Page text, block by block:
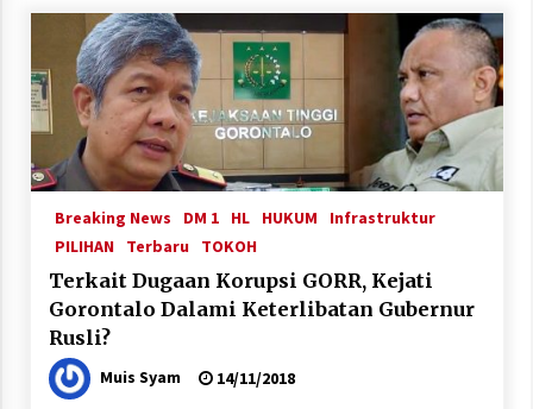
Breaking News DM 1 HL HUKUM
Infrastruktur
PILIHAN
Terbaru TOKOH
Terkait Dugaan Korupsi GORR, Kejati
Gorontalo Dalami Keterlibatan Gubernur
Rusli?
Muis Syam 14/11/2018